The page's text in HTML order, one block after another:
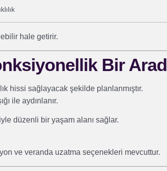
hale getirir.
Bir
hissi sağlayacak şekilde planlanmıştır.
ile aydınlanır.
düzenli bir yaşam alanı sağlar.
ve veranda uzatma seçenekleri mevcuttur.